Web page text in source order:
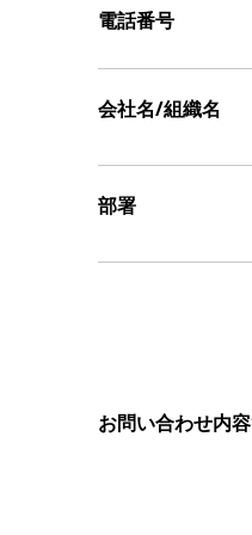
電話番号
会社名/組織名
部署
お問い合わせ内容